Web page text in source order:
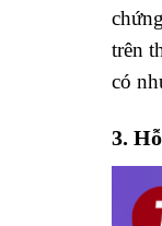
trên
có
3.